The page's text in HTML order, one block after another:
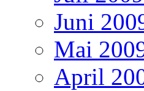
Juni
Mai
April